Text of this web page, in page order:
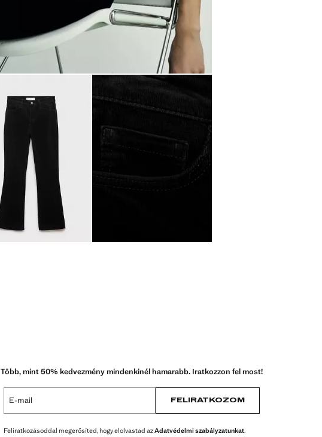
Több, mint 50% kedvezmény mindenkinél hamarabb. Iratkozzon fel most!
E-mail FELIRATKOZOM
Feliratkozásoddal megerősíted, hogy elolvastad azAdatvédelmi szabályzatunkat.